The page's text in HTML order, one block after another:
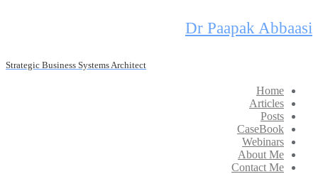
Skip
to
Dr Paapak Abbaasi
Strategic Business Systems Architect
Home
Articles
Posts
CaseBook
Webinars
About Me
Contact Me